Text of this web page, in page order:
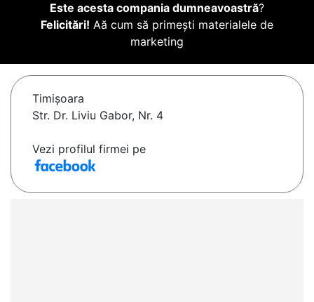
Este acesta compania dumneavoastră?
Felicitări! Aă cum să primești materialele de
marketing
Timişoara
Str. Dr. Liviu Gabor, Nr. 4
Vezi profilul firmei pe